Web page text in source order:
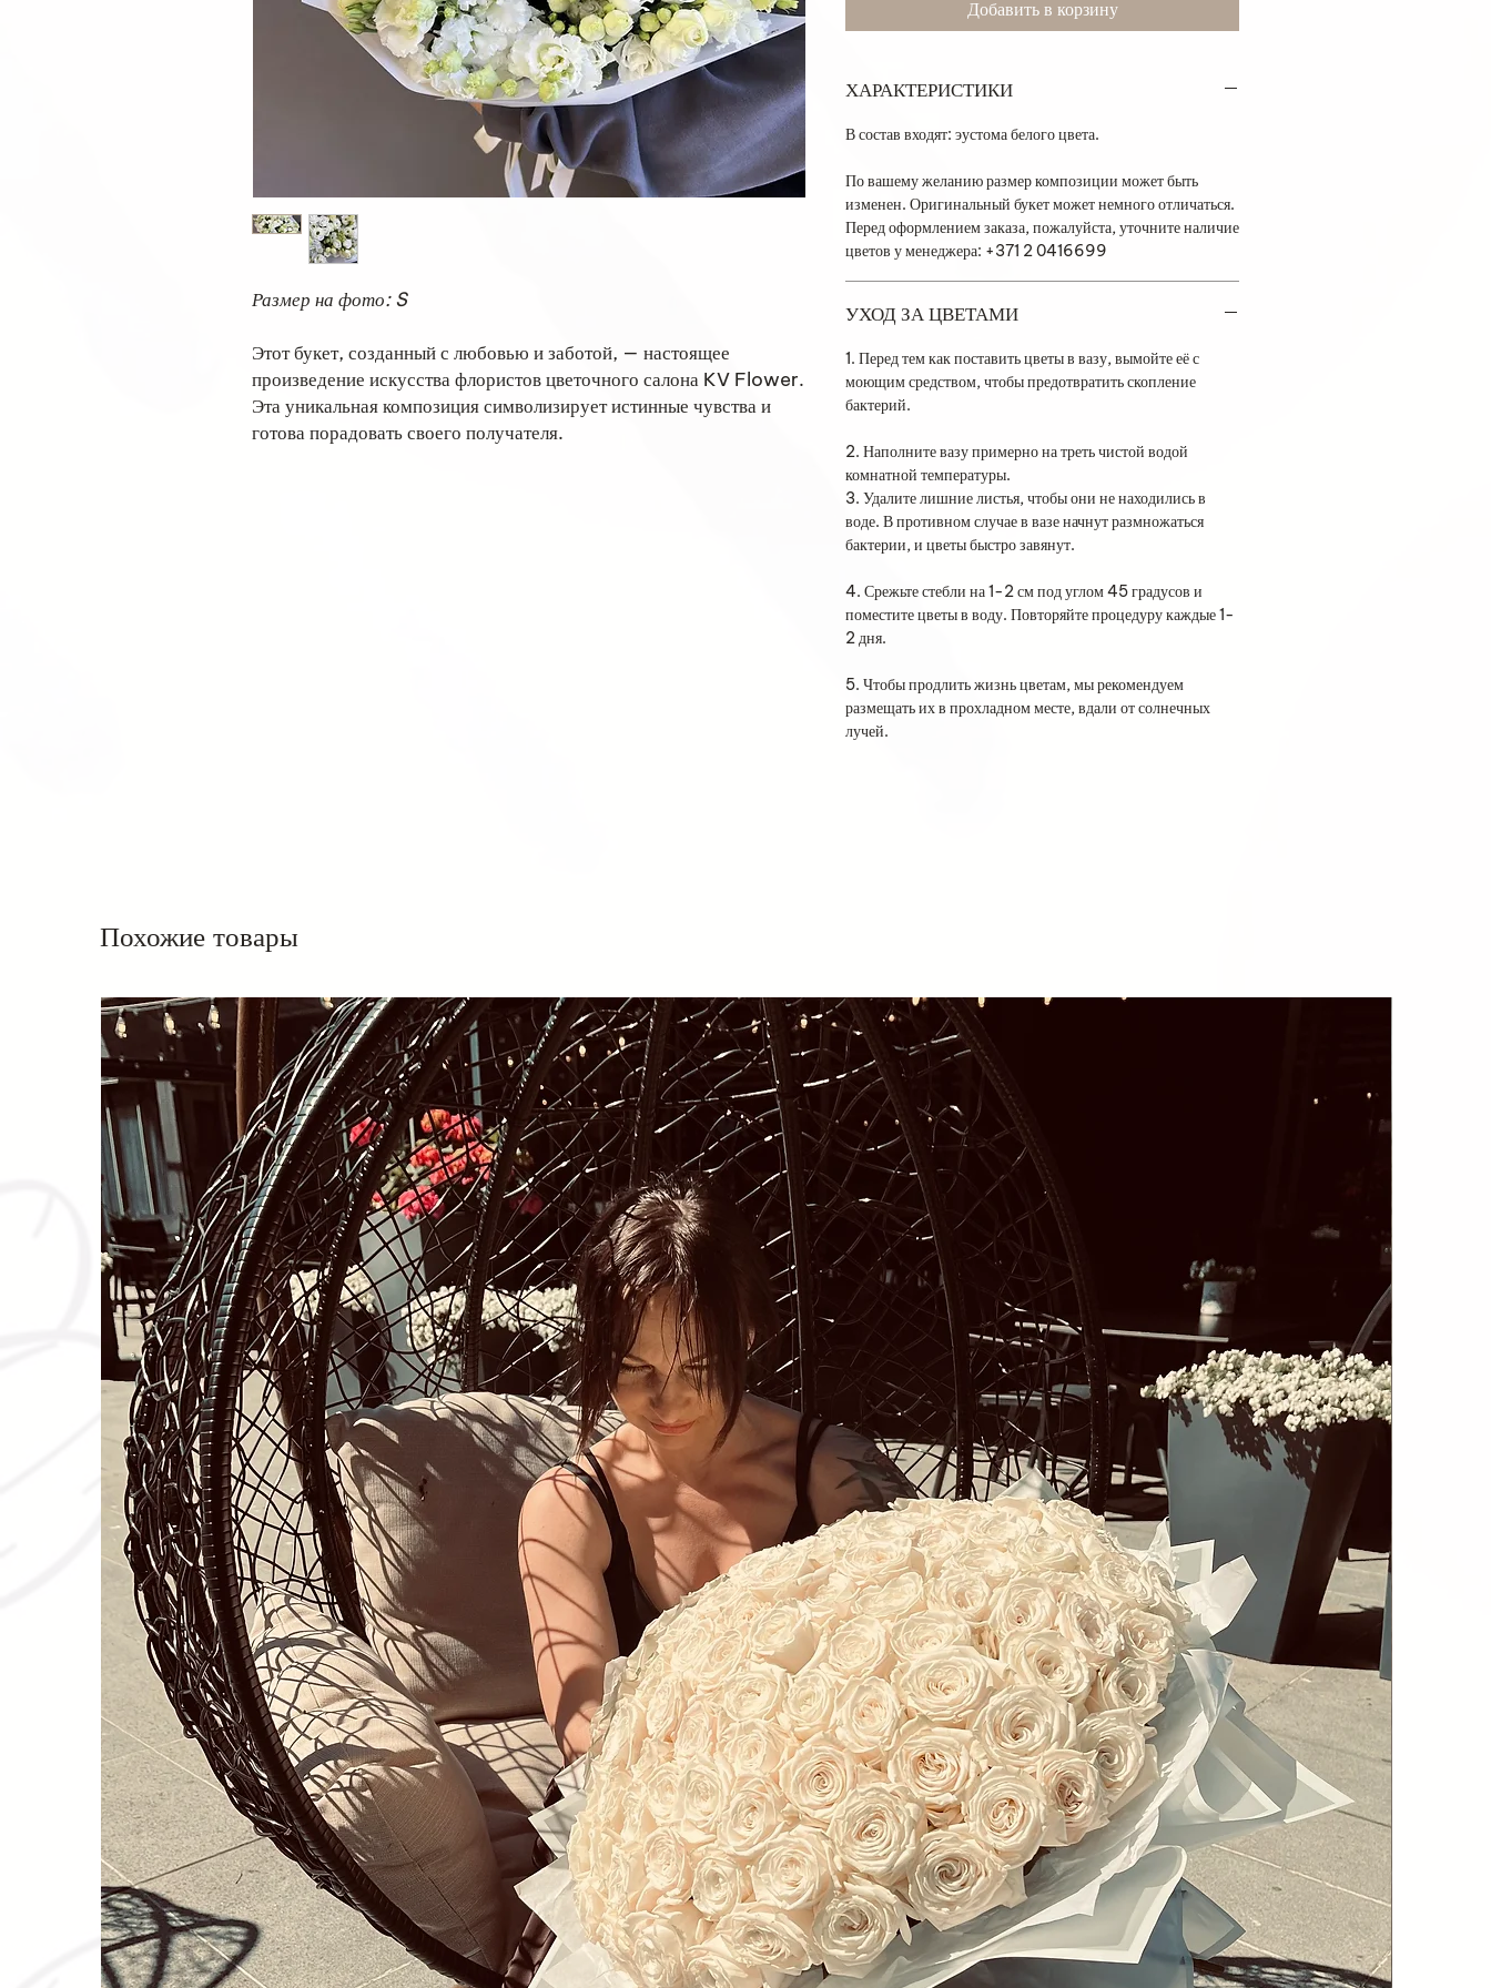
Размер на фото: S
Этот букет, созданный с любовью и заботой, — настоящее
произведение искусства флористов цветочного салона KV Flower.
Эта уникальная композиция символизирует истинные чувства и
готова порадовать своего получателя.
Добавить в корзину
ХАРАКТЕРИСТИКИ
В состав входят: эустома белого цвета.
По вашему желанию размер композиции может быть
изменен. Оригинальный букет может немного отличаться.
Перед оформлением заказа, пожалуйста, уточните наличие
цветов у менеджера: +371 2 0416699
УХОД ЗА ЦВЕТАМИ
1. Перед тем как поставить цветы в вазу, вымойте её с
моющим средством, чтобы предотвратить скопление
бактерий.
2. Наполните вазу примерно на треть чистой водой
комнатной температуры.
3. Удалите лишние листья, чтобы они не находились в
воде. В противном случае в вазе начнут размножаться
бактерии, и цветы быстро завянут.
4. Срежьте стебли на 1-2 см под углом 45 градусов и
поместите цветы в воду. Повторяйте процедуру каждые 1-
2 дня.
5. Чтобы продлить жизнь цветам, мы рекомендуем
размещать их в прохладном месте, вдали от солнечных
лучей.
Похожие товары